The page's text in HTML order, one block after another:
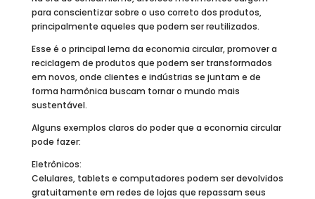
para conscientizar sobre o uso correto dos produtos,
principalmente aqueles que podem ser reutilizados.
Esse é o principal lema da economia circular, promover a
reciclagem de produtos que podem ser transformados
em novos, onde clientes e indústrias se juntam e de
forma harmônica buscam tornar o mundo mais
sustentável.
Alguns exemplos claros do poder que a economia circular
pode fazer:
Eletrônicos:
Celulares, tablets e computadores podem ser devolvidos
gratuitamente em redes de lojas que repassam seus